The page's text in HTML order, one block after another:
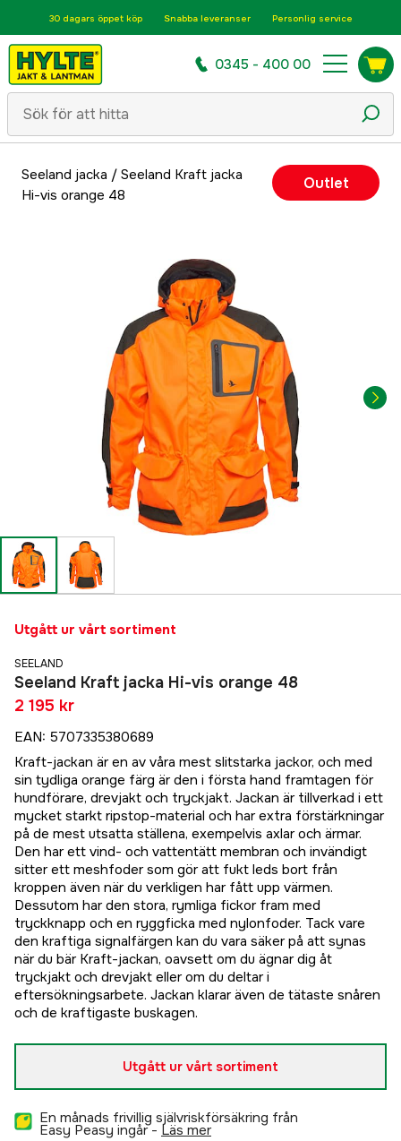
30 dagars öppet köp Snabba leveranser Personlig service
0345 - 400 00
Seeland jacka / Seeland Kraft jacka
Hi-vis orange 48
Outlet
Utgått ur vårt sortiment
SEELAND
Seeland Kraft jacka Hi-vis orange 48
2 195 kr
EAN: 5707335380689
Kraft-jackan är en av våra mest slitstarka jackor, och med
sin tydliga orange färg är den i första hand framtagen för
hundförare, drevjakt och tryckjakt. Jackan är tillverkad i ett
mycket starkt ripstop-material och har extra förstärkningar
på de mest utsatta ställena, exempelvis axlar och ärmar.
Den har ett vind- och vattentätt membran och invändigt
sitter ett meshfoder som gör att fukt leds bort från
kroppen även när du verkligen har fått upp värmen.
Dessutom har den stora, rymliga fickor fram med
tryckknapp och en ryggficka med nylonfoder. Tack vare
den kraftiga signalfärgen kan du vara säker på att synas
när du bär Kraft-jackan, oavsett om du ägnar dig åt
tryckjakt och drevjakt eller om du deltar i
eftersökningsarbete. Jackan klarar även de tätaste snåren
och de kraftigaste buskagen.
Utgått ur vårt sortiment
En månads frivillig självriskförsäkring från
Easy Peasy ingår - läs mer